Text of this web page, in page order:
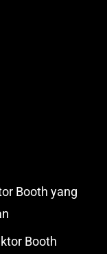
Booth yang
Booth